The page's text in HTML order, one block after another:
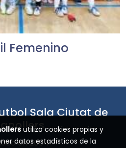
Femenino
Sala Ciutat de
en 2004
utiliza cookies propias y
datos estadísticos de la